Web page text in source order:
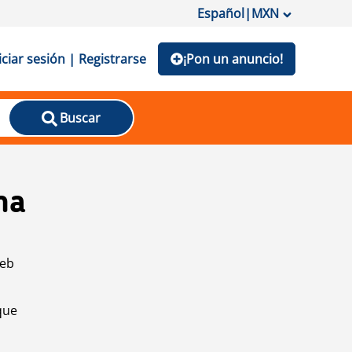
Español|MXN
sesión | Registrarse ¡Pon un anuncio!
Buscar